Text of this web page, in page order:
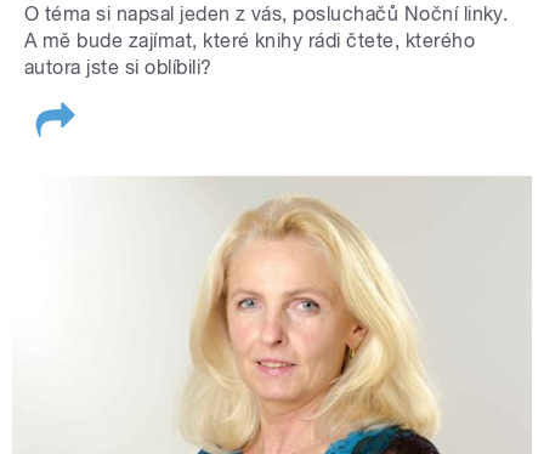
O téma si napsal jeden z vás, posluchačů Noční linky.
A mě bude zajímat, které knihy rádi čtete, kterého
autora jste si oblíbili?